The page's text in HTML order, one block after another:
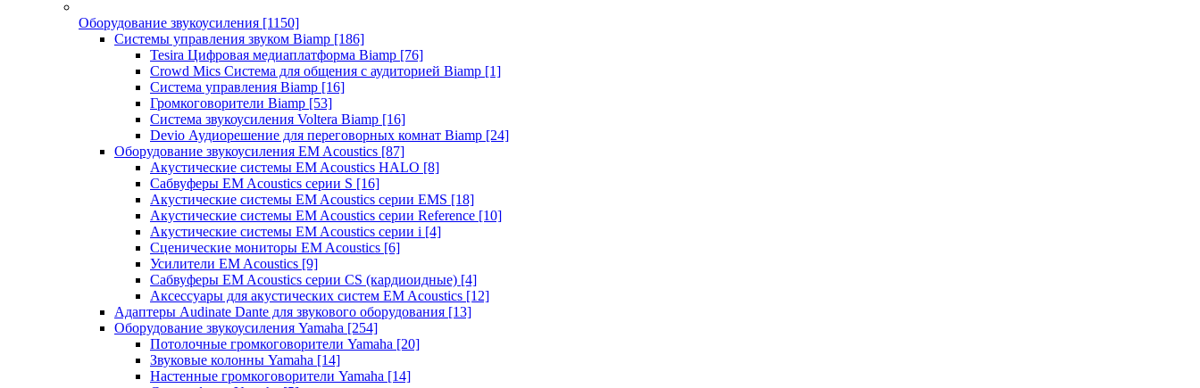
Оборудование звукоусиления [1150]
Системы управления звуком Biamp [186]
Tesira Цифровая медиаплатформа Biamp [76]
Crowd Mics Система для общения с аудиторией Biamp [1]
Система управления Biamp [16]
Громкоговорители Biamp [53]
Система звукоусиления Voltera Biamp [16]
Devio Аудиорешение для переговорных комнат Biamp [24]
Оборудование звукоусиления EM Acoustics [87]
Акустические системы EM Acoustics HALO [8]
Сабвуферы EM Acoustics серии S [16]
Акустические системы EM Acoustics серии EMS [18]
Акустические системы EM Acoustics серии Reference [10]
Акустические системы EM Acoustics серии i [4]
Сценические мониторы EM Acoustics [6]
Усилители EM Acoustics [9]
Сабвуферы EM Acoustics серии CS (кардиоидные) [4]
Аксессуары для акустических систем EM Acoustics [12]
Адаптеры Audinate Dante для звукового оборудования [13]
Оборудование звукоусиления Yamaha [254]
Потолочные громкоговорители Yamaha [20]
Звуковые колонны Yamaha [14]
Настенные громкоговорители Yamaha [14]